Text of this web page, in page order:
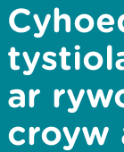
ar
croyw